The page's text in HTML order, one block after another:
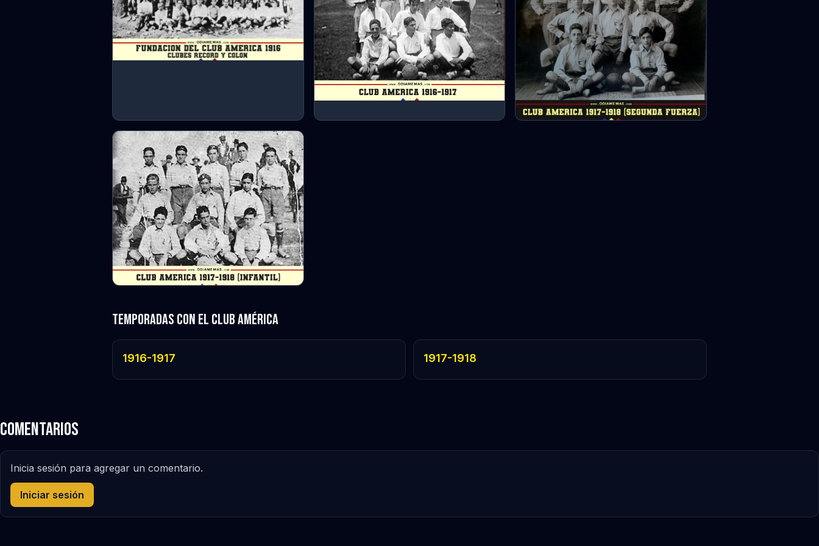
Temporadas con el Club América
1916-1917 1917-1918
Comentarios
Inicia sesión para agregar un comentario.
Iniciar sesión